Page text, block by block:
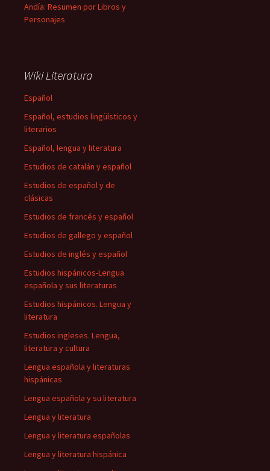
Andía: Resumen por Libros y
Personajes
Wiki Literatura
Español
Español, estudios lingüísticos y
literarios
Español, lengua y literatura
Estudios de catalán y español
Estudios de español y de
clásicas
Estudios de francés y español
Estudios de gallego y español
Estudios de inglés y español
Estudios hispánicos-Lengua
española y sus literaturas
Estudios hispánicos. Lengua y
literatura
Estudios ingleses. Lengua,
literatura y cultura
Lengua española y literaturas
hispánicas
Lengua española y su literatura
Lengua y literatura
Lengua y literatura españolas
Lengua y literatura hispánica